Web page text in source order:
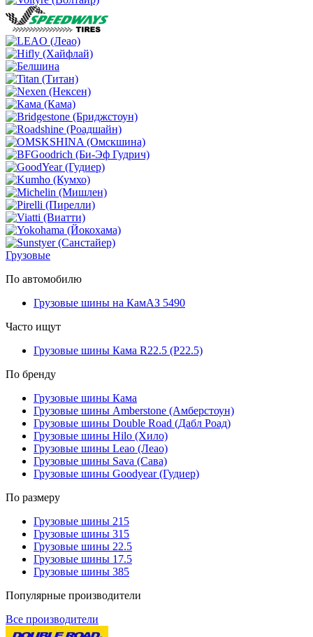
Грузовые
По автомобилю
Грузовые шины на КамАЗ 5490
Часто ищут
Грузовые шины Кама R22.5 (Р22.5)
По бренду
Грузовые шины Кама
Грузовые шины Amberstone (Амберстоун)
Грузовые шины Double Road (Дабл Роад)
Грузовые шины Hilo (Хило)
Грузовые шины Leao (Леао)
Грузовые шины Sava (Сава)
Грузовые шины Goodyear (Гудиер)
По размеру
Грузовые шины 215
Грузовые шины 315
Грузовые шины 22.5
Грузовые шины 17.5
Грузовые шины 385
Популярные производители
Все производители